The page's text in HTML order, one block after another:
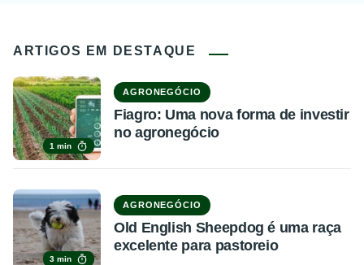
ARTIGOS EM DESTAQUE
1 min
AGRONEGÓCIO
Fiagro: Uma nova forma de investir
no agronegócio
3 min
AGRONEGÓCIO
Old English Sheepdog é uma raça
excelente para pastoreio